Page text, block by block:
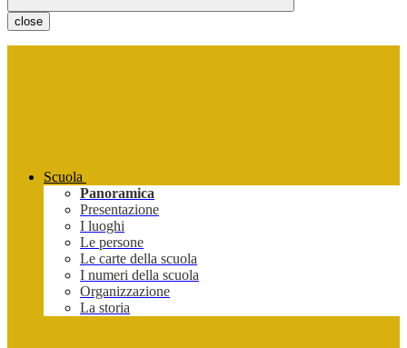
close
Scuola
Panoramica
Presentazione
I luoghi
Le persone
Le carte della scuola
I numeri della scuola
Organizzazione
La storia